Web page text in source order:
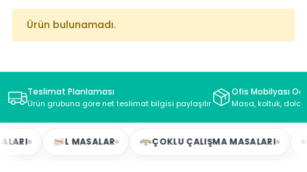
Ürün bulunamadı.
Teslimat Planlaması
Ürün grubuna göre net teslimat bilgisi paylaşılır
Ofis Mobilyası
Masa, koltuk,
L MASALAR ÇOKLU ÇALIŞMA MASALARI